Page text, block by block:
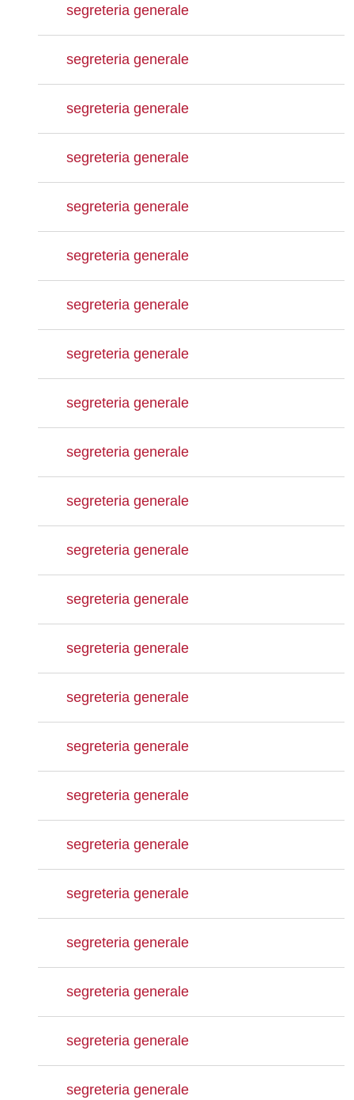
segreteria generale
segreteria generale
segreteria generale
segreteria generale
segreteria generale
segreteria generale
segreteria generale
segreteria generale
segreteria generale
segreteria generale
segreteria generale
segreteria generale
segreteria generale
segreteria generale
segreteria generale
segreteria generale
segreteria generale
segreteria generale
segreteria generale
segreteria generale
segreteria generale
segreteria generale
segreteria generale